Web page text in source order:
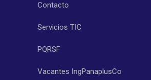
Contacto
Servicios TIC
PQRSF
Vacantes IngPanaplusCo